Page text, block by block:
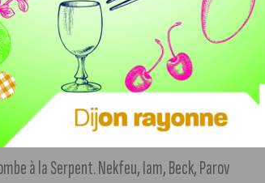
comptage de Pôle Emploi sur la
dernière dans la région. A l’inverse sur
d’Or, on suit assez bien les tendances
à la Serpent. Nekfeu, Iam, Beck, Parov